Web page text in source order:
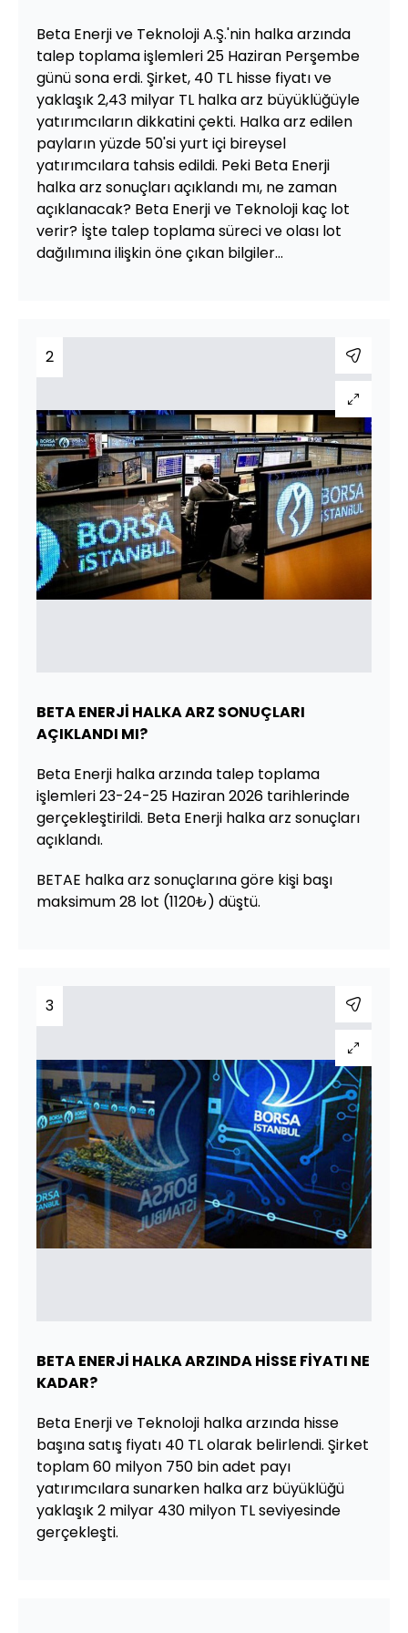
Beta Enerji ve Teknoloji A.Ş.'nin halka arzında
talep toplama işlemleri 25 Haziran Perşembe
günü sona erdi. Şirket, 40 TL hisse fiyatı ve
yaklaşık 2,43 milyar TL halka arz büyüklüğüyle
yatırımcıların dikkatini çekti. Halka arz edilen
payların yüzde 50'si yurt içi bireysel
yatırımcılara tahsis edildi. Peki Beta Enerji
halka arz sonuçları açıklandı mı, ne zaman
açıklanacak? Beta Enerji ve Teknoloji kaç lot
verir? İşte talep toplama süreci ve olası lot
dağılımına ilişkin öne çıkan bilgiler...
2
BETA ENERJİ HALKA ARZ SONUÇLARI
AÇIKLANDI MI?
Beta Enerji halka arzında talep toplama
işlemleri 23-24-25 Haziran 2026 tarihlerinde
gerçekleştirildi. Beta Enerji halka arz sonuçları
açıklandı.
BETAE halka arz sonuçlarına göre kişi başı
maksimum 28 lot (1120₺) düştü.
3
BETA ENERJİ HALKA ARZINDA HİSSE FİYATI NE
KADAR?
Beta Enerji ve Teknoloji halka arzında hisse
başına satış fiyatı 40 TL olarak belirlendi. Şirket
toplam 60 milyon 750 bin adet payı
yatırımcılara sunarken halka arz büyüklüğü
yaklaşık 2 milyar 430 milyon TL seviyesinde
gerçekleşti.